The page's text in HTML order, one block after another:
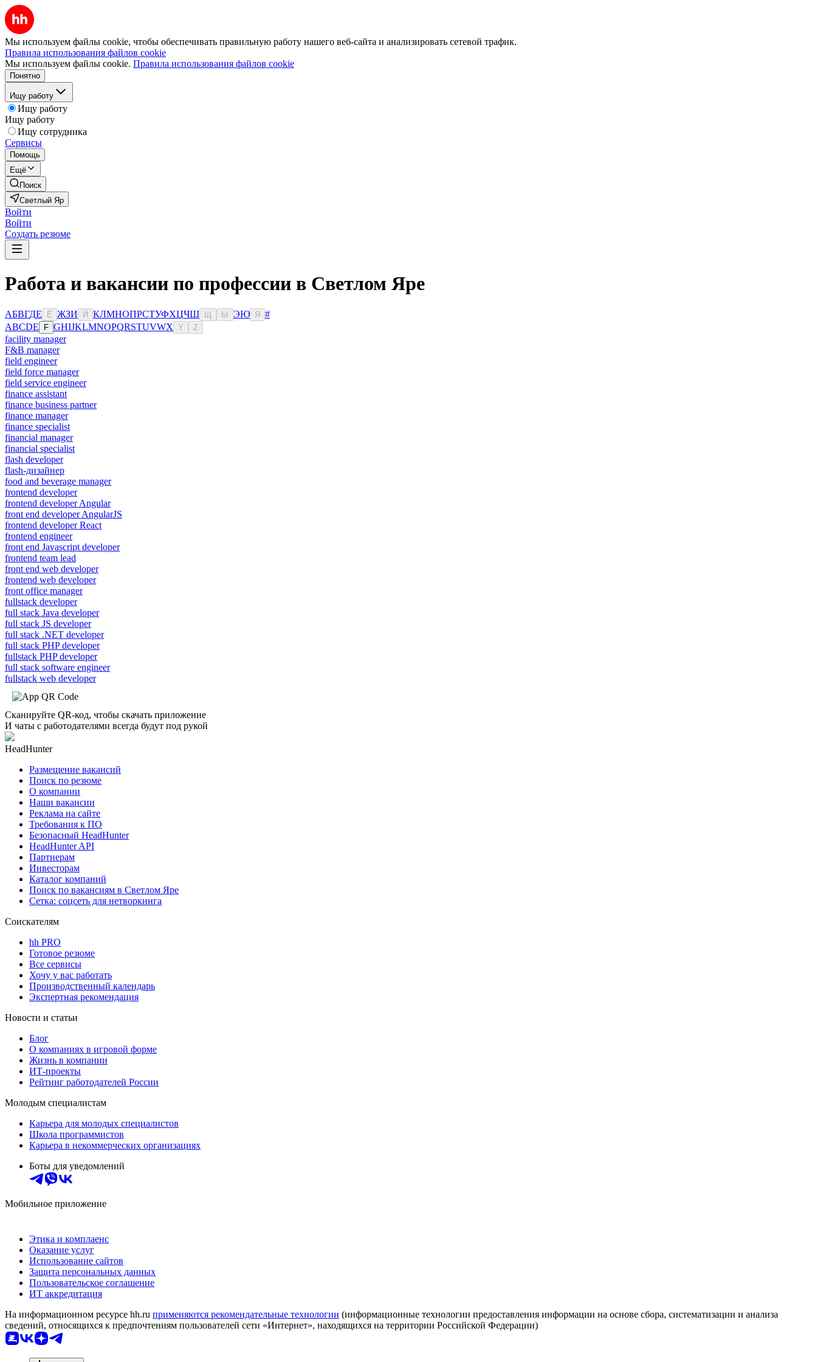
Мы используем файлы cookie, чтобы обеспечивать правильную работу нашего веб-сайта и анализировать сетевой трафик.
Правила использования файлов cookie
Мы используем файлы cookie. Правила использования файлов cookie
Понятно
Ищу работу
Ищу работу
Ищу работу
Ищу сотрудника
Сервисы
Помощь
Ещё
Поиск
Светлый Яр
Войти
Войти
Создать резюме
Работа и вакансии по профессии в Светлом Яре
АБВГДЕ Ё ЖЗИ Й КЛМНОПРСТУФХЦЧШ Ы ЭЮ Я
#
ABCDE F GHIJKLMNOPQRSTUVWX Y Z
facility manager
F&B manager
field engineer
field force manager
field service engineer
finance assistant
finance business partner
finance manager
finance specialist
financial manager
financial specialist
flash developer
flash-дизайнер
food and beverage manager
frontend developer
frontend developer Angular
front end developer AngularJS
frontend developer React
frontend engineer
front end Javascript developer
frontend team lead
front end web developer
frontend web developer
front office manager
fullstack developer
full stack Java developer
full stack JS developer
full stack .NET developer
full stack PHP developer
fullstack PHP developer
full stack software engineer
fullstack web developer
Сканируйте QR-код, чтобы скачать приложение
И чаты с работодателями всегда будут под рукой
HeadHunter
Размещение вакансий
Поиск по резюме
О компании
Наши вакансии
Реклама на сайте
Требования к ПО
Безопасный HeadHunter
HeadHunter API
Партнерам
Инвесторам
Каталог компаний
Поиск по вакансиям в Светлом Яре
Сетка: соцсеть для нетворкинга
Соискателям
hh PRO
Готовое резюме
Все сервисы
Хочу у вас работать
Производственный календарь
Экспертная рекомендация
Новости и статьи
Блог
О компаниях в игровой форме
Жизнь в компании
ИТ-проекты
Рейтинг работодателей России
Молодым специалистам
Карьера для молодых специалистов
Школа программистов
Карьера в некоммерческих организациях
Боты для уведомлений
Мобильное приложение
Этика и комплаенс
Оказание услуг
Использование сайтов
Защита персональных данных
Пользовательское соглашение
ИТ аккредитация
На информационном ресурсе hh.ru применяются рекомендательные технологии (информационные технологии предоставления информации на основе сбора, систематизации и анализа
сведений, относящихся к предпочтениям пользователей сети «Интернет», находящихся на территории Российской Федерации)